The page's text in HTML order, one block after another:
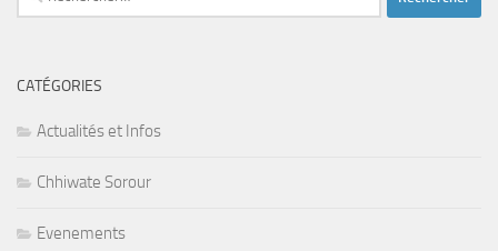
CATÉGORIES
Actualités et Infos
Chhiwate Sorour
Evenements